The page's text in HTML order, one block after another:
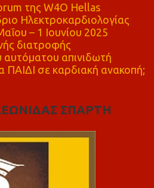
της W4O Hellas
Ηλεκτροκαρδιολογίας
– 1 Ιουνίου 2025
διατροφής
απινιδωτή
ΠΑΙΔΙ σε καρδιακή ανακοπή;
ΣΠΑΡΤΗ